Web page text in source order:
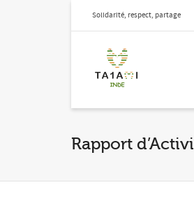
Solidarité, respect, partage
Rapport